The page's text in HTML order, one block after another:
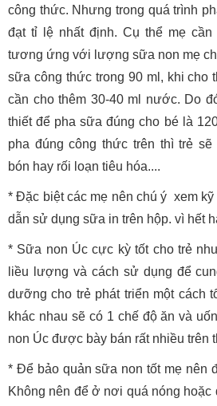
công thức. Nhưng trong quá trình
đạt tỉ lệ nhất định. Cụ thể mẹ
tương ứng với lượng sữa non mẹ
sữa công thức trong 90 ml, khi cho
cần cho thêm 30-40 ml nước. Do
thiết để pha sữa đúng cho bé là
pha đúng công thức trên thì trẻ
bón hay rối loạn tiêu hóa....
* Đặc biệt các mẹ nên chú ý xem
dẫn sử dụng sữa in trên hộp. vì hết
* Sữa non Úc cực kỳ tốt cho trẻ
liều lượng và cách sử dụng để
dưỡng cho trẻ phát triển một cách
khác nhau sẽ có 1 chế độ ăn và
non Úc được bày bán rất nhiều trên
* Để bảo quản sữa non tốt mẹ nên
Không nên để ở nơi quá nóng